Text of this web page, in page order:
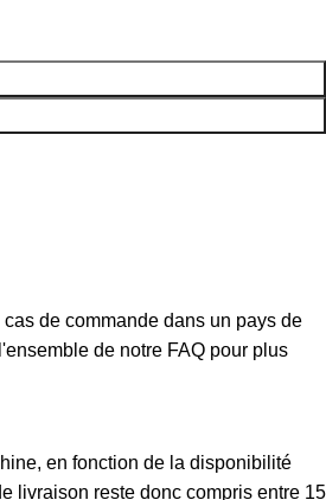
de commande dans un pays de
de notre FAQ pour plus
en fonction de la disponibilité
livraison reste donc compris entre 15